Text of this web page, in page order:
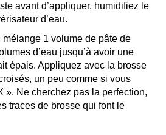
avant d’appliquer, humidifiez le
d’eau.
mélange 1 volume de pâte de
d’eau jusqu’à avoir une
épais. Appliquez avec la brosse
un peu comme si vous
». Ne cherchez pas la perfection,
traces de brosse qui font le